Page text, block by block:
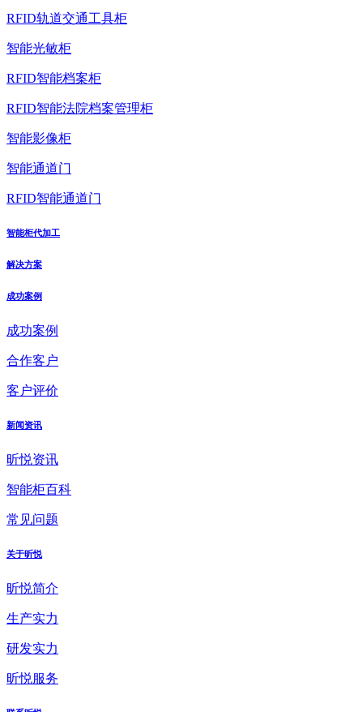
RFID轨道交通工具柜
智能光敏柜
RFID智能档案柜
RFID智能法院档案管理柜
智能影像柜
智能通道门
RFID智能通道门
智能柜代加工
解决方案
成功案例
成功案例
合作客户
客户评价
新闻资讯
昕悦资讯
智能柜百科
常见问题
关于昕悦
昕悦简介
生产实力
研发实力
昕悦服务